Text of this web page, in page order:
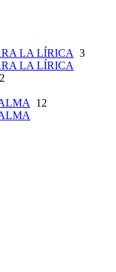
LA LÍRICA 3
LA LÍRICA
12